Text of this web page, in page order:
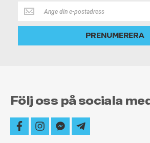
Håll
dig
alltid
PRENUMERERA
Följ oss på sociala
facebookinstagram
facebook-
messenger
telegram-
plane